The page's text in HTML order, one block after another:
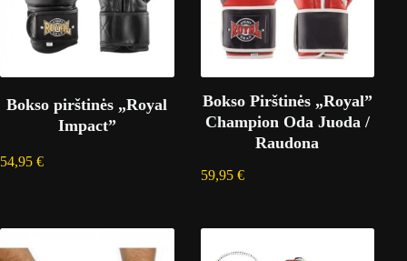
Bokso pirštinės „Royal
Impact”
54,95 €
Bokso Pirštinės „Royal”
Champion Oda Juoda /
Raudona
59,95 €